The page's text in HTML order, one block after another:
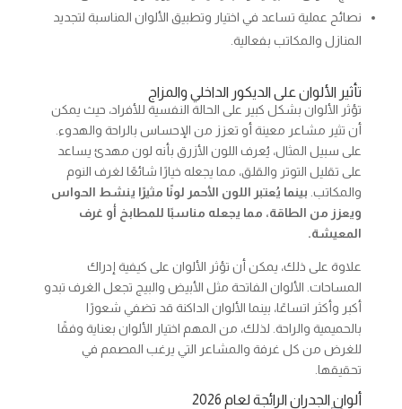
نصائح عملية تساعد في اختيار وتطبيق الألوان المناسبة لتجديد
المنازل والمكاتب بفعالية.
تأثير الألوان على الديكور الداخلي والمزاج
تؤثر الألوان بشكل كبير على الحالة النفسية للأفراد، حيث يمكن
أن تثير مشاعر معينة أو تعزز من الإحساس بالراحة والهدوء.
على سبيل المثال، يُعرف اللون الأزرق بأنه لون مهدئ يساعد
على تقليل التوتر والقلق، مما يجعله خيارًا شائعًا لغرف النوم
والمكاتب. بينما يُعتبر اللون الأحمر لونًا مثيرًا ينشط الحواس
ويعزز من الطاقة، مما يجعله مناسبًا للمطابخ أو غرف
المعيشة.
علاوة على ذلك، يمكن أن تؤثر الألوان على كيفية إدراك
المساحات. الألوان الفاتحة مثل الأبيض والبيج تجعل الغرف تبدو
أكبر وأكثر اتساعًا، بينما الألوان الداكنة قد تضفي شعورًا
بالحميمية والراحة. لذلك، من المهم اختيار الألوان بعناية وفقًا
للغرض من كل غرفة والمشاعر التي يرغب المصمم في
تحقيقها.
ألوان الجدران الرائجة لعام 2026